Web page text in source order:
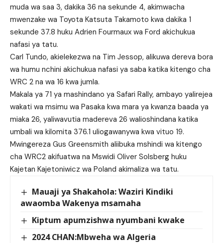
muda wa saa 3, dakika 36 na sekunde 4, akimwacha
mwenzake wa Toyota Katsuta Takamoto kwa dakika 1
sekunde 37.8 huku Adrien Fourmaux wa Ford akichukua
nafasi ya tatu.
Carl Tundo, akielekezwa na Tim Jessop, alikuwa dereva bora
wa humu nchini akichukua nafasi ya saba katika kitengo cha
WRC 2 na wa 16 kwa jumla.
Makala ya 71 ya mashindano ya Safari Rally, ambayo yalirejea
wakati wa msimu wa Pasaka kwa mara ya kwanza baada ya
miaka 26, yaliwavutia madereva 26 walioshindana katika
umbali wa kilomita 376.1 uliogawanywa kwa vituo 19.
Mwingereza Gus Greensmith aliibuka mshindi wa kitengo
cha WRC2 akifuatwa na Mswidi Oliver Solsberg huku
Kajetan Kajetoniwicz wa Poland akimaliza wa tatu.
Mauaji ya Shakahola: Waziri Kindiki
awaomba Wakenya msamaha
Kiptum apumzishwa nyumbani kwake
2024 CHAN:Mbweha wa Algeria